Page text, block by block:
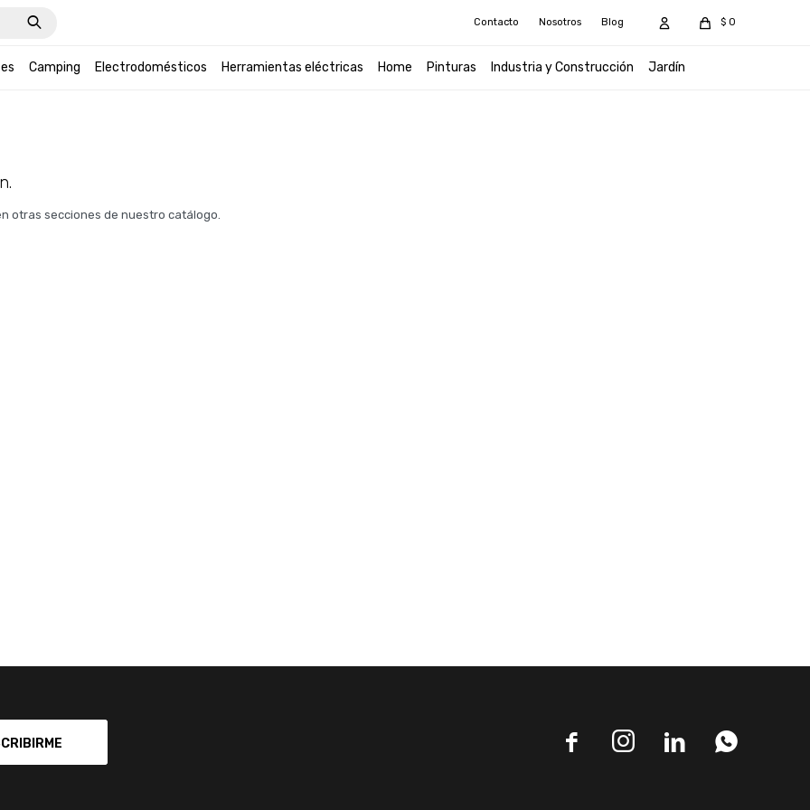
Camping Electrodomésticos Herramientas eléctricas Home Pinturas Industria y Construcción Jardín
$ 0
Contacto Nosotros Blog
otras secciones de nuestro catálogo.
   